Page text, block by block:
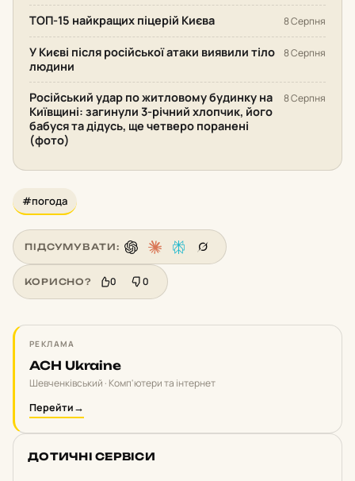
ТОП-15 найкращих піцерій Києва 8 Серпня
У Києві після російської атаки виявили тіло
людини
8 Серпня
Російський удар по житловому будинку на
Київщині: загинули 3-річний хлопчик, його
бабуся та дідусь, ще четверо поранені
(фото)
8 Серпня
#погода
ПІДСУМУВАТИ:
КОРИСНО? 0 0
РЕКЛАМА
ACH Ukraine
Шевченківський · Комп'ютери та інтернет
Перейти→
ДОТИЧНІ СЕРВІСИ